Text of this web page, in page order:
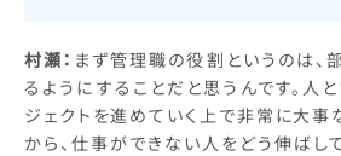
村瀬： まず管理職の役割というのは、
るようにすることだと思うんです。人
ジェクトを進めていく上で非常に大
から、仕事ができない人をどう伸ばし